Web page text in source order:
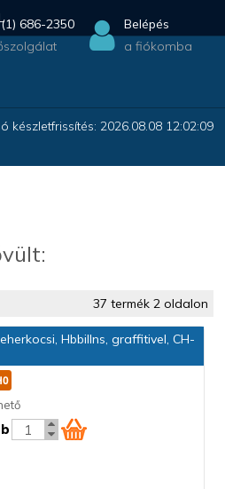
686-2350
Belépés
a fiókomba
készletfrissítés: 2026.08.08 12:02:09
37 termék 2 oldalon
Hbbillns, graffitivel, CH-